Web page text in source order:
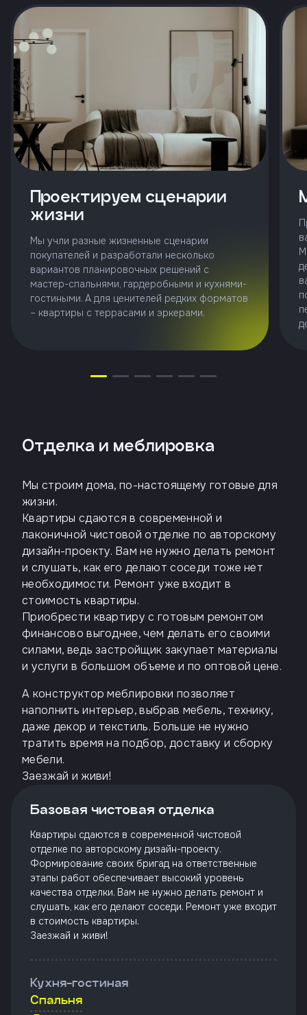
Проектируем сценарии
жизни
Мы учли разные жизненные сценарии
покупателей и разработали несколько
вариантов планировочных решений с
мастер-спальнями, гардеробными и кухнями-
гостиными. А для ценителей редких форматов
– квартиры с террасами и эркерами.
Отделка и меблировка
Мы строим дома, по-настоящему готовые для
жизни.
Квартиры сдаются в современной и
лаконичной чистовой отделке по авторскому
дизайн-проекту. Вам не нужно делать ремонт
и слушать, как его делают соседи тоже нет
необходимости. Ремонт уже входит в
стоимость квартиры.
Приобрести квартиру с готовым ремонтом
финансово выгоднее, чем делать его своими
силами, ведь застройщик закупает материалы
и услуги в большом объеме и по оптовой цене.
А конструктор меблировки позволяет
наполнить интерьер, выбрав мебель, технику,
даже декор и текстиль. Больше не нужно
тратить время на подбор, доставку и сборку
мебели.
Заезжай и живи!
Базовая чистовая отделка
Квартиры сдаются в современной чистовой
отделке по авторскому дизайн-проекту.
Формирование своих бригад на ответственные
этапы работ обеспечивает высокий уровень
качества отделки. Вам не нужно делать ремонт и
слушать, как его делают соседи. Ремонт уже входит
в стоимость квартиры.
Заезжай и живи!
Кухня-гостиная
Спальня
с
политики
конфиденциальности
71-10
Заказать